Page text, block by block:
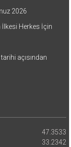
2026
İlkesi Herkes İçin
açısından
47.3533
33.2342